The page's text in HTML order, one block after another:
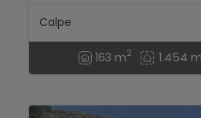
Calpe
163 m2 1.454 m